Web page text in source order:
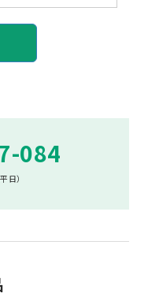
084
日）